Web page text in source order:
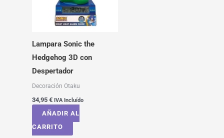
Lampara Sonic the
Hedgehog 3D con
Despertador
Decoración Otaku
34,95 € IVA Incluído
AÑADIR AL
CARRITO